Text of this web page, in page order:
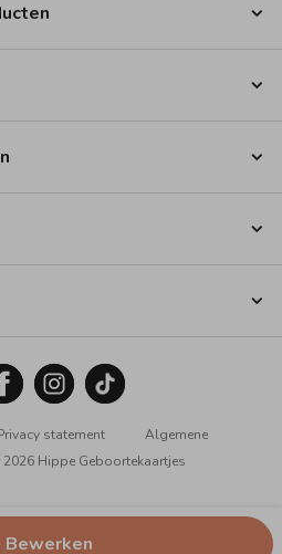
Bewerken
statement
Algemene
Hippe Geboortekaartjes